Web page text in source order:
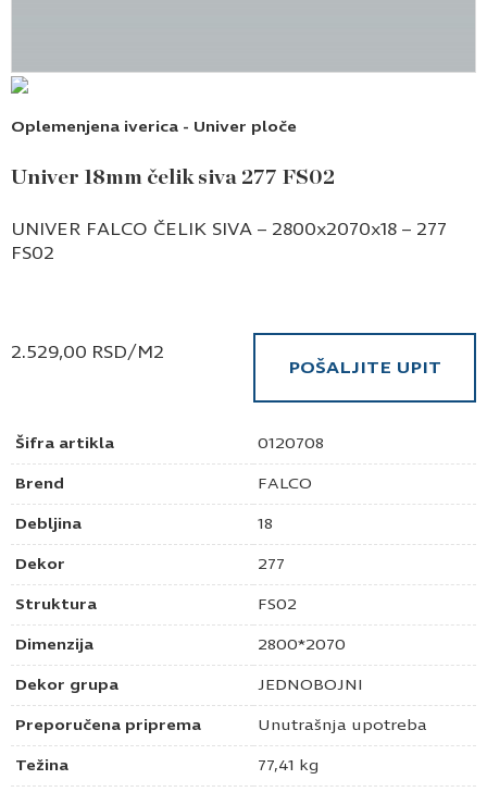
Oplemenjena iverica - Univer ploče
Univer 18mm čelik siva 277 FS02
Šifra artikla 0120708
Brend FALCO
Debljina 18
Dekor 277
Struktura FS02
Dimenzija 2800*2070
Dekor grupa JEDNOBOJNI
Preporučena priprema Unutrašnja upotreba
Težina 77,41 kg
UNIVER FALCO ČELIK SIVA – 2800x2070x18 – 277
FS02
2.529,00 RSD/M2
POŠALJITE UPIT